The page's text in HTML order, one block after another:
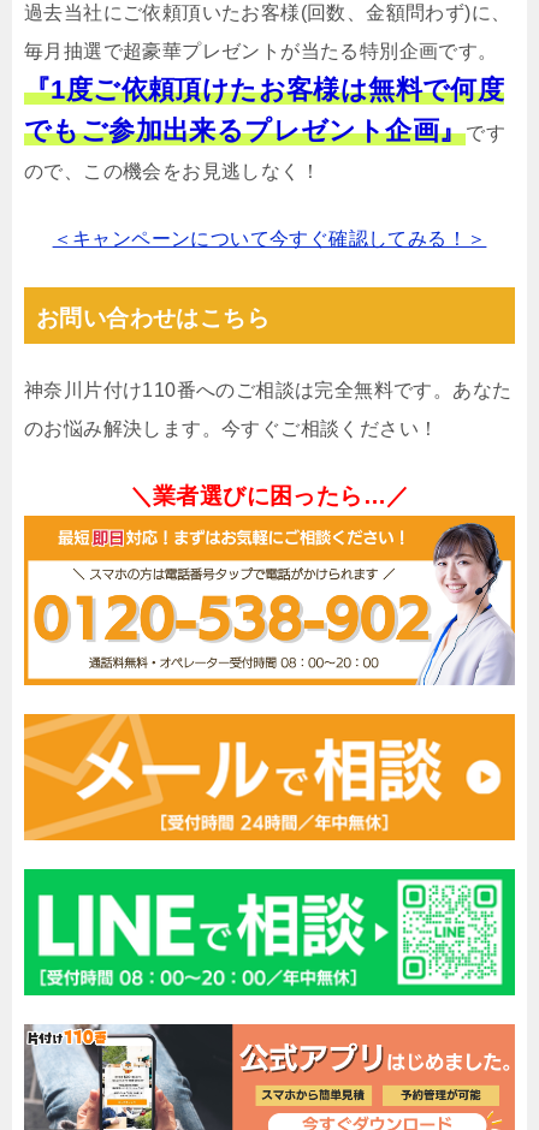
過去当社にご依頼頂いたお客様(回数、金額問わず)に、
毎月抽選で超豪華プレゼントが当たる特別企画です。
『1度ご依頼頂けたお客様は無料で何度
でもご参加出来るプレゼント企画』です
ので、この機会をお見逃しなく！
＜キャンペーンについて今すぐ確認してみる！＞
お問い合わせはこちら
神奈川片付け110番へのご相談は完全無料です。あなた
のお悩み解決します。今すぐご相談ください！
＼業者選びに困ったら…／